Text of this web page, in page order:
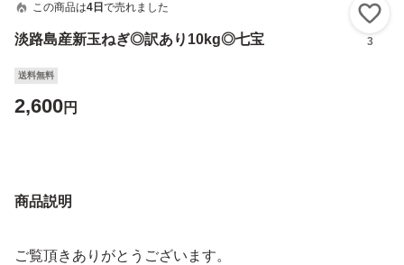
この商品は4日 で売れました
淡路島産新玉ねぎ◎訳あり10kg◎七宝 3
送料無料
2,600円
商品説明
ご覧頂きありがとうございます。